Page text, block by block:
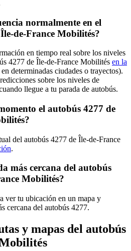
normalmente en el
de-France Mobilités?
en tiempo real sobre los niveles
4277 de Île-de-France Mobilités en la
determinadas ciudades o trayectos).
sobre los niveles de
llegue a tu parada de autobús.
el autobús 4277 de
del autobús 4277 de Île-de-France
.
más cercana del autobús
Mobilités?
ver tu ubicación en un mapa y
cercana del autobús 4277.
y mapas del autobús